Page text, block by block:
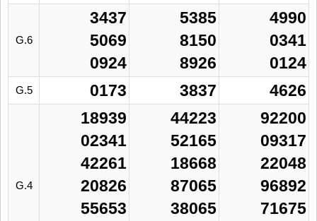
G.6
3437
5069
0924
5385
8150
8926
4990
0341
0124
G.5 0173 3837 4626
G.4
18939
02341
42261
20826
55653
44223
52165
18668
87065
38065
92200
09317
22048
96892
71675